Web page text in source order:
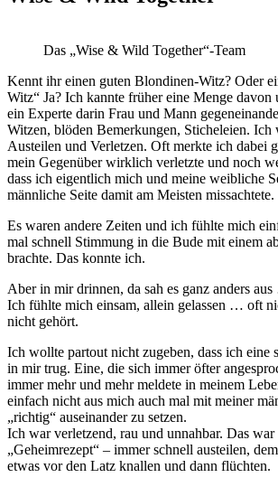
Das „Wise & Wild Together“-Team
Kennt ihr einen guten Blondinen-Witz? Oder
Witz“ Ja? Ich kannte früher eine Menge davon
ein Experte darin Frau und Mann
Witzen, blöden Bemerkungen, Sticheleien. Ich
Austeilen und Verletzen. Oft merkte ich dabei
mein Gegenüber wirklich verletzte und noch
dass ich eigentlich mich und meine weibliche
männliche Seite damit am Meisten missachtete.
Es waren andere Zeiten und ich fühlte mich
mal schnell Stimmung in die Bude mit einem
brachte. Das konnte ich.
Aber in mir drinnen, da sah es ganz anders
Ich fühlte mich einsam, allein gelassen … oft
nicht gehört.
Ich wollte partout nicht zugeben, dass ich eine
in mir trug. Eine, die sich immer öfter
immer mehr und mehr meldete in meinem
einfach nicht aus mich auch mal mit meiner
„richtig“ auseinander zu setzen.
Ich war verletzend, rau und unnahbar. Das war
„Geheimrezept“ – immer schnell austeilen,
etwas vor den Latz knallen und dann flüchten.